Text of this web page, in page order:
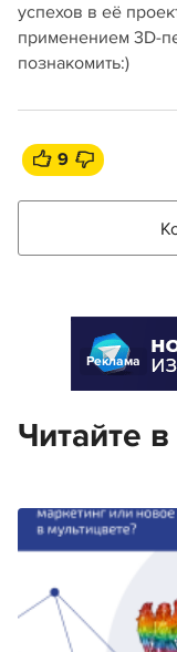
успехов в её
применением 3D-
познакомить:)
9
Реклама
Читайте